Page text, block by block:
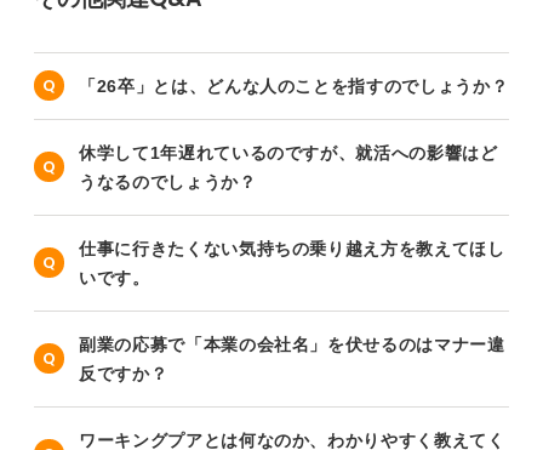
「26卒」とは、どんな人のことを指すのでしょうか？
休学して1年遅れているのですが、就活への影響はど
うなるのでしょうか？
仕事に行きたくない気持ちの乗り越え方を教えてほし
いです。
副業の応募で「本業の会社名」を伏せるのはマナー違
反ですか？
ワーキングプアとは何なのか、わかりやすく教えてく